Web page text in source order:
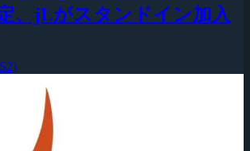
、jLがスタンドイン加入